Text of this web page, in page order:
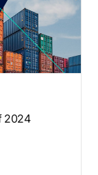
2024